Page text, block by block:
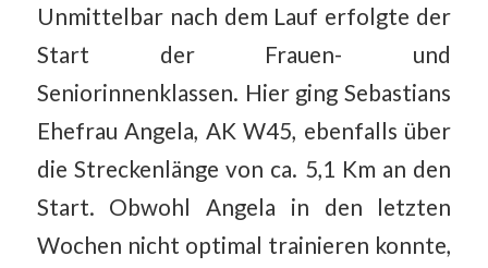
Unmittelbar nach dem Lauf erfolgte der
Start der Frauen- und
Seniorinnenklassen. Hier ging Sebastians
Ehefrau Angela, AK W45, ebenfalls über
die Streckenlänge von ca. 5,1 Km an den
Start. Obwohl Angela in den letzten
Wochen nicht optimal trainieren konnte,